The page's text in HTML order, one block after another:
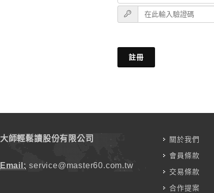
註冊
大師輕鬆讀股份有限公司
Email: service@master60.com.tw
關於我們
會員條款
交易條款
合作提案